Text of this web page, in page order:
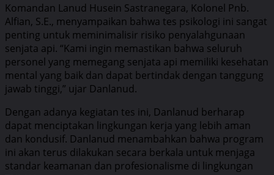
Komandan Lanud Husein Sastranegara, Kolonel Pnb.
Alfian, S.E., menyampaikan bahwa tes psikologi ini sangat
penting untuk meminimalisir risiko penyalahgunaan
senjata api. “Kami ingin memastikan bahwa seluruh
personel yang memegang senjata api memiliki kesehatan
mental yang baik dan dapat bertindak dengan tanggung
jawab tinggi,” ujar Danlanud.
Dengan adanya kegiatan tes ini, Danlanud berharap
dapat menciptakan lingkungan kerja yang lebih aman
dan kondusif. Danlanud menambahkan bahwa program
ini akan terus dilakukan secara berkala untuk menjaga
standar keamanan dan profesionalisme di lingkungan